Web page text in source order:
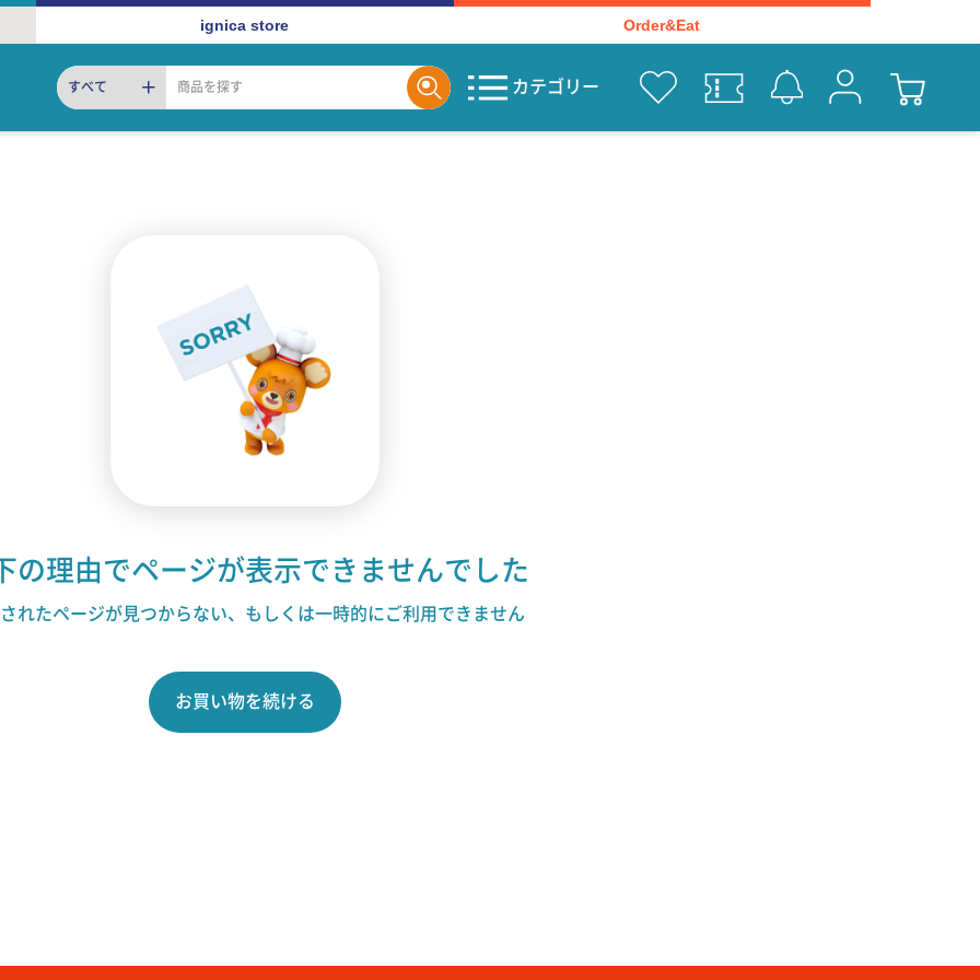
ignica store Order&Eat
すべて カテゴリー
の理由でページが表示できませんでした
れたページが見つからない、もしくは一時的にご利用できません
お買い物を続ける